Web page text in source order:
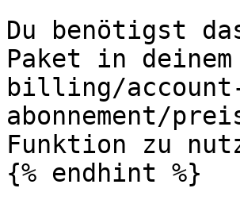
Du benötigst
Paket in
billing/
abonnement/
Funktion zu
{% endhint %}